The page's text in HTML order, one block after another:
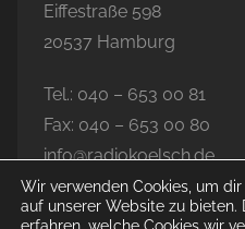
Eiffestraße 598
20537 Hamburg
Tel.: 040 – 653 00 81
Fax: 040 – 653 00 80
info@radiokoelsch.de
Wir verwenden Cookies, um
auf unserer Website zu bieten.